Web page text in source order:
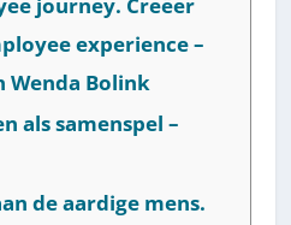
experience –
Wenda Bolink
als samenspel –
de aardige mens.